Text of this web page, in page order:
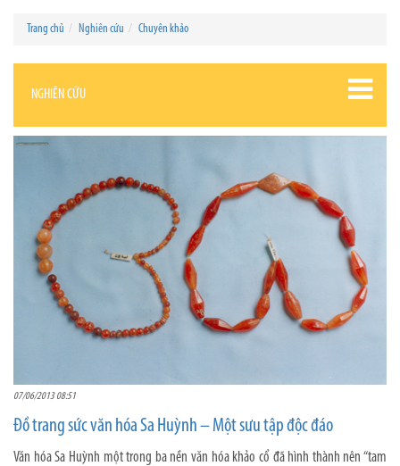
Trang chủ Nghiên cứu Chuyên khảo
NGHIÊN CỨU
07/06/2013 08:51
Đồ trang sức văn hóa Sa Huỳnh – Một sưu tập độc đáo
Văn hóa Sa Huỳnh một trong ba nền văn hóa khảo cổ đã hình thành nên “tam